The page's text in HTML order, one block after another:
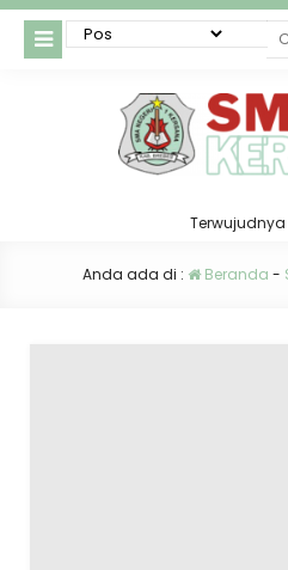
Terwujudnya
Anda ada di : Beranda -